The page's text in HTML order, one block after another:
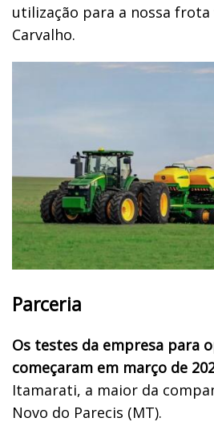
utilização para a nossa frota
Carvalho.
Parceria
Os testes da empresa para
começaram em março de
Itamarati, a maior da
Novo do Parecis (MT).